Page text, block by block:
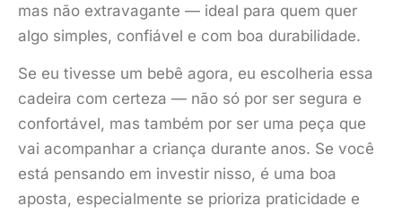
mas não extravagante — ideal para quem quer
algo simples, confiável e com boa durabilidade.
Se eu tivesse um bebê agora, eu escolheria essa
cadeira com certeza — não só por ser segura e
confortável, mas também por ser uma peça que
vai acompanhar a criança durante anos. Se você
está pensando em investir nisso, é uma boa
aposta, especialmente se prioriza praticidade e